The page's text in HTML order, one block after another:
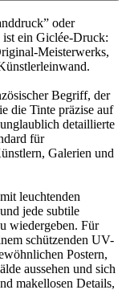
oder
ist ein Giclée-Druck:
Meisterwerks,
Begriff, der
die Tinte präzise auf
detaillierte
für
Galerien und
leuchtenden
jede subtile
wiedergeben. Für
schützenden UV-
Postern,
aussehen und sich
makellosen Details,